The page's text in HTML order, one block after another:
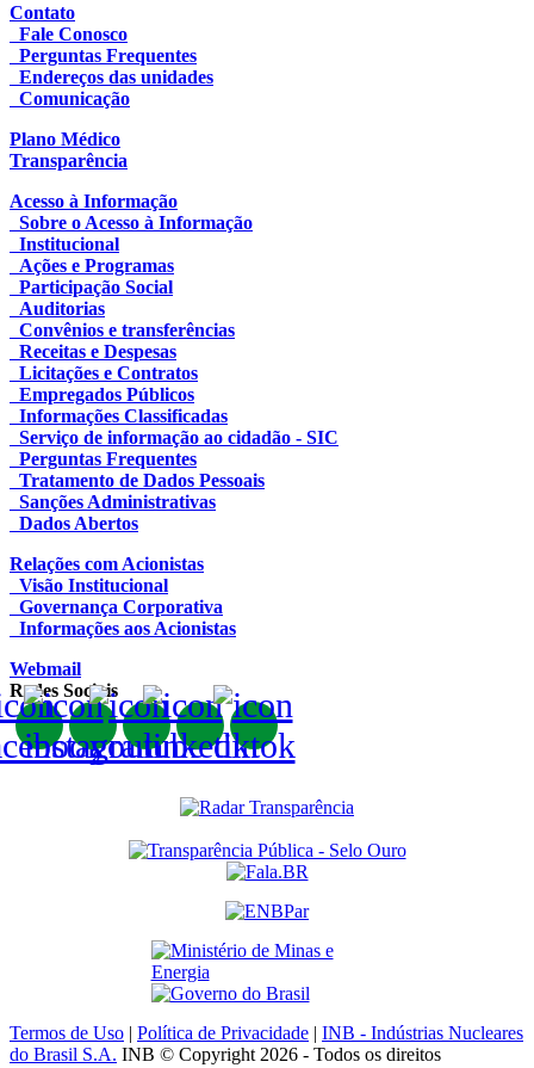
Contato
Fale Conosco
Perguntas Frequentes
Endereços das unidades
Comunicação
Plano Médico
Transparência
Acesso à Informação
Sobre o Acesso à Informação
Institucional
Ações e Programas
Participação Social
Auditorias
Convênios e transferências
Receitas e Despesas
Licitações e Contratos
Empregados Públicos
Informações Classificadas
Serviço de informação ao cidadão - SIC
Perguntas Frequentes
Tratamento de Dados Pessoais
Sanções Administrativas
Dados Abertos
Relações com Acionistas
Visão Institucional
Governança Corporativa
Informações aos Acionistas
Webmail
Redes Sociais
Termos de Uso | Política de Privacidade | INB - Indústrias Nucleares
do Brasil S.A. INB © Copyright 2026 - Todos os direitos